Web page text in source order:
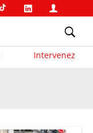
Intervenez